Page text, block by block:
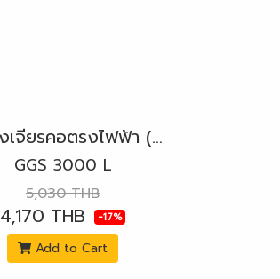
เครื่องเจียรคอตรงไฟฟ้า (SLIM BODY) 300W. BOSCH รุ่น GGS 3000 L สวิตช์ข้างล็อค
GGS 3000 L
5,030 THB
4,170 THB -17%
Add to Cart